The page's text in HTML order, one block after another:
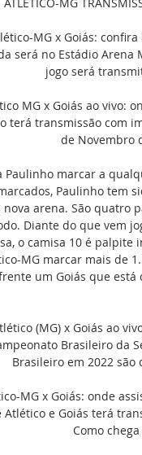
MG x Goiás:
será no Estádio Arena
jogo será
MG x Goiás ao vivo:
terá transmissão com
de Novembro
Paulinho marcar a
Paulinho tem
nova arena. São quatro
Diante do que vem
o camisa 10 é
MG marcar mais de
um Goiás que
(MG) x Goiás ao
Brasileiro da
Brasileiro em 2022 são
MG x Goiás: onde
Atlético e Goiás terá
Como